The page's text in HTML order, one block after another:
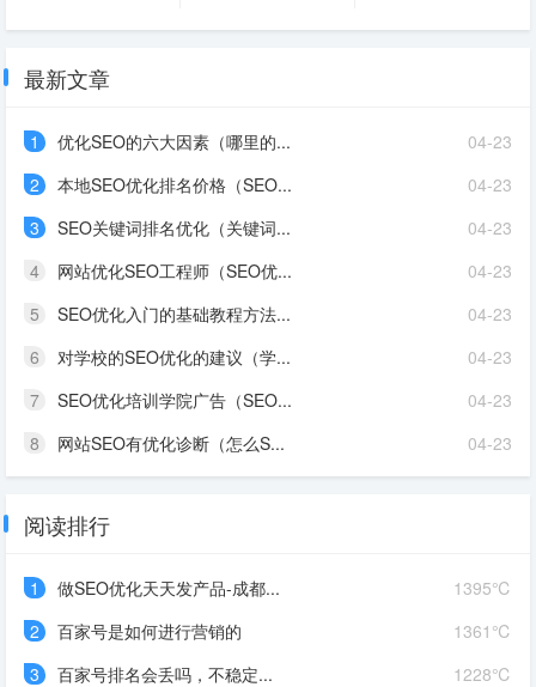
最新文章
04-23
1
优化SEO的六大因素（哪里的...
04-23
2
本地SEO优化排名价格（SEO...
04-23
3
SEO关键词排名优化（关键词...
04-23
4
网站优化SEO工程师（SEO优...
04-23
5
SEO优化入门的基础教程方法...
04-23
6
对学校的SEO优化的建议（学...
04-23
7
SEO优化培训学院广告（SEO...
04-23
8 网站SEO有优化诊断（怎么S...
阅读排行
1395℃
1
做SEO优化天天发产品-成都...
1361℃
2
百家号是如何进行营销的
1228℃
3
百家号排名会丢吗，不稳定...